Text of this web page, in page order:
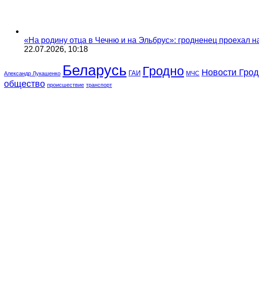
«На родину отца в Чечню и на Эльбрус»: гродненец проехал
22.07.2026, 10:18
Александр Лукашенко Беларусь ГАИ Гродно МЧС Новости
общество происшествие транспорт